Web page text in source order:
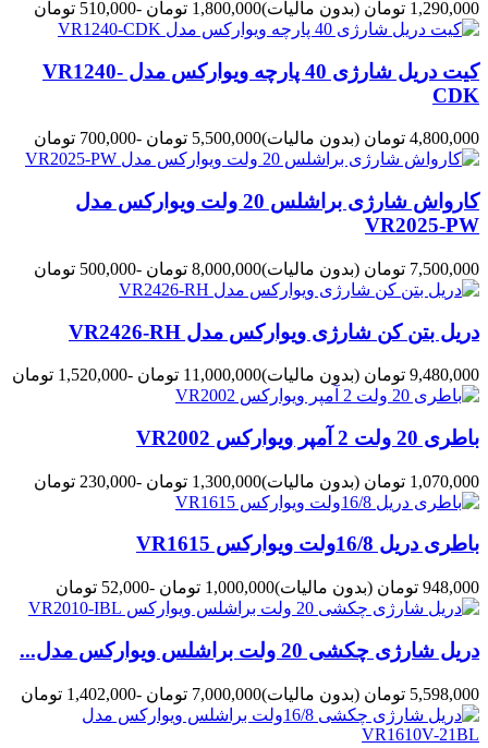
1,290,000 تومان (بدون مالیات)1,800,000 تومان -510,000 تومان
کیت دریل شارژی 40 پارچه ویوارکس مدل VR1240-
CDK
4,800,000 تومان (بدون مالیات)5,500,000 تومان -700,000 تومان
کارواش شارژی براشلس 20 ولت ویوارکس مدل
VR2025-PW
7,500,000 تومان (بدون مالیات)8,000,000 تومان -500,000 تومان
دریل بتن کن شارژی ویوارکس مدل VR2426-RH
9,480,000 تومان (بدون مالیات)11,000,000 تومان -1,520,000 تومان
باطری 20 ولت 2 آمپر ویوارکس VR2002
1,070,000 تومان (بدون مالیات)1,300,000 تومان -230,000 تومان
باطری دریل 16/8ولت ویوارکس VR1615
948,000 تومان (بدون مالیات)1,000,000 تومان -52,000 تومان
دریل شارژی چکشی 20 ولت براشلس ویوارکس مدل...
5,598,000 تومان (بدون مالیات)7,000,000 تومان -1,402,000 تومان